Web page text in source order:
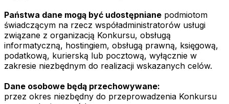
Państwa dane mogą być udostępniane podmiotom
świadczącym na rzecz współadministratorów usługi
związane z organizacją Konkursu, obsługą
informatyczną, hostingiem, obsługą prawną, księgową,
podatkową, kurierską lub pocztową, wyłącznie w
zakresie niezbędnym do realizacji wskazanych celów.
Dane osobowe będą przechowywane:
przez okres niezbędny do przeprowadzenia Konkursu